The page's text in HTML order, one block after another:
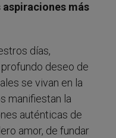
aspiraciones más
días,
deseo de
se vivan en la
manifiestan la
auténticas de
amor, de fundar